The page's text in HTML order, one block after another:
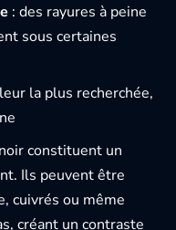
: des rayures à peine
sous certaines
la plus recherchée,
constituent un
Ils peuvent être
cuivrés ou même
créant un contraste